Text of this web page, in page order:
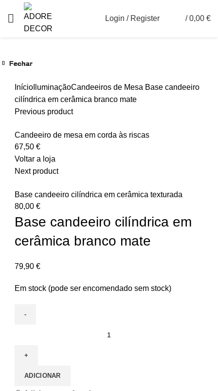
Login / Register / 0,00 €
Início IluminaçãoCandeeiros de Mesa Base candeeiro
cilíndrica em cerâmica branco mate
Previous product
Candeeiro de mesa em corda às riscas
67,50 €
Voltar a loja
Next product
Base candeeiro cilíndrica em cerâmica texturada
80,00 €
Base candeeiro cilíndrica em
cerâmica branco mate
79,90 €
Em stock (pode ser encomendado sem stock)
ADICIONAR
Fechar
Fechar
Fechar
Fechar
Fechar
Fechar